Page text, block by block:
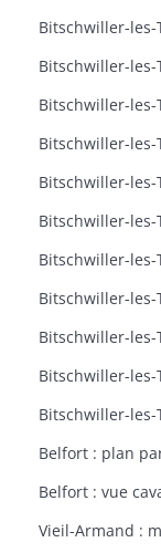
Bitschwiller-
Bitschwiller-
Bitschwiller-
Bitschwiller-
Bitschwiller-
Bitschwiller-
Bitschwiller-
Bitschwiller-
Bitschwiller-
Bitschwiller-
Bitschwiller-
Belfort : plan
Belfort : vue